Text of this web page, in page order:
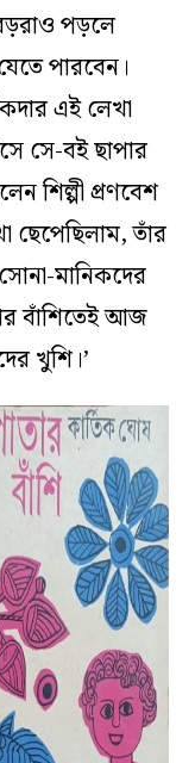
পড়লে
পারবেন।
এই লেখা
সে-বই ছাপার
শিল্পী প্রণবেশ
ছেপেছিলাম, তাঁর
মানিকদের
বাঁশিতেই আজ
খুশি।’